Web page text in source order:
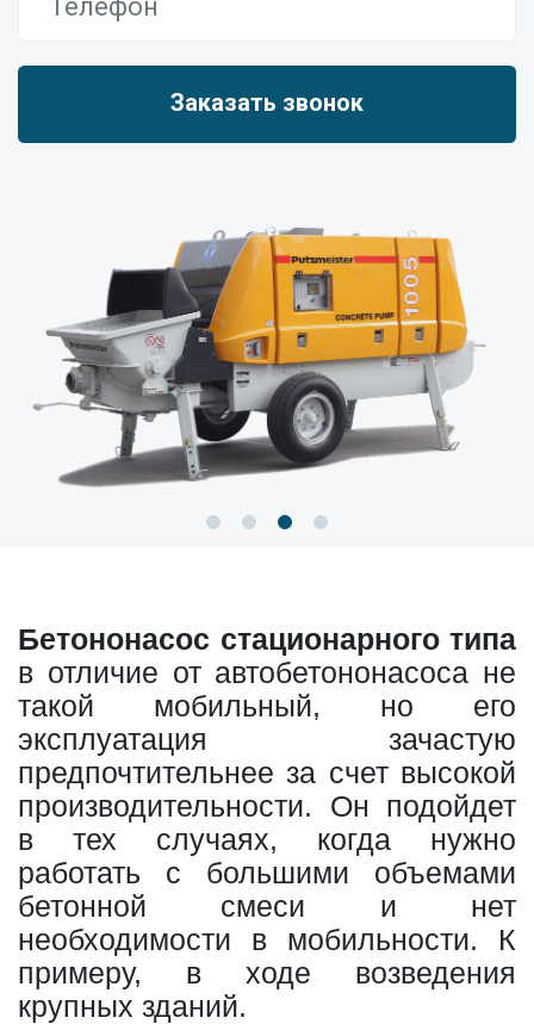
Бетононасос стационарного типа
в отличие от автобетононасоса не
такой мобильный, но его
эксплуатация зачастую
предпочтительнее за счет высокой
производительности. Он подойдет
в тех случаях, когда нужно
работать с большими объемами
бетонной смеси и нет
необходимости в мобильности. К
примеру, в ходе возведения
крупных зданий.